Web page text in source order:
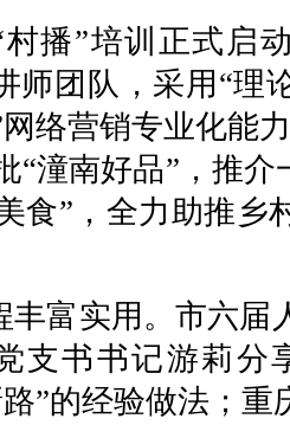
播”培训正式启
师团队，采用“理
络营销专业化能
“潼南好品”，推介
食”，全力助推乡
丰富实用。市六届
支书书记游莉分
”的经验做法；重